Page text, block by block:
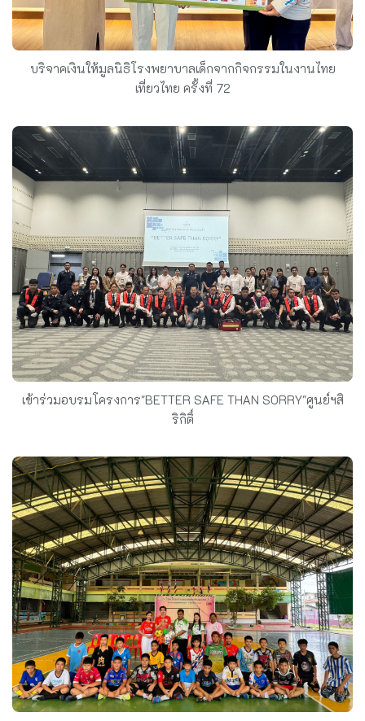
บริจาคเงินให้มูลนิธิโรงพยาบาลเด็กจากกิจกรรมในงานไทย
เที่ยวไทย ครั้งที่ 72
เข้าร่วมอบรมโครงการ"BETTER SAFE THAN SORRY"ศูนย์ฯสิ
ริกิติ์